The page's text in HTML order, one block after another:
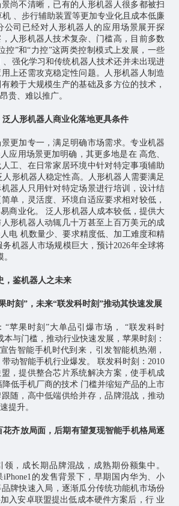
尚不清晰，已有的人形机器人很多都被扫
、步行辅助装置等更加专业化且成本低廉
公司已经对人形机器人的应用场景展开探
人形机器人技术复杂、门槛高，目前多数
控”和“力控”这两类控制模式上发展，一些
、强化学习和传统机器人技术还并未出现进
上还需攻克稳定性问题。人形机器人制造
赖于大规模生产的基础及多方位的技术，
贵、难以推广。
人形机器人商业化落地更具条件
更加专一，满足明确市场需求。专业机器
应用场景更加明确，其更多地是在 高危、
工、在日常家居环境中针对特定事项辅助
人形机器人稳定性高。人形机器人需要满足
器人只用针对特定场景进行培训，设计结
单，灵活度、环境自适应要求相对较低，
商业化。 泛人形机器人成本较低，提供大
形机器人动辄几十万甚至上百万美元的成
电 机数量少、要求精度低、加工难度和精
机器人市场规模巨大，预计2026年全球将
，鉴机器人之未来
时刻”，未来“联发科时刻”推动其快速发展
“苹果时刻”大单品引爆市场， “联发科时
本与门槛，推动行业快速发展，苹果时刻：
告智能手机时代到来，引发智能机热潮，
带动智能手机行业爆发。 联发科时刻：2010
，提供整合芯片系统解决方案，使手机成
低手机厂商的技术 门槛并缩短产品的上市
随，高中低端供给并存，品牌混战，推动
提升。
花齐放局面，后期有望复现智能手机格局逐
领，成长期品牌混战，成熟期份额集中。
iPhone1的发售背景下，早期国内华为、小
牌快速入局，逐渐瓜分传统功能机市场份
入安卓联盟提出低成本硬件方案后，行 业